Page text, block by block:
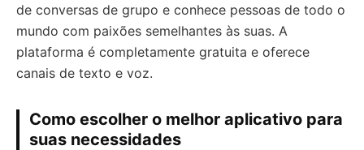
de conversas de grupo e conhece pessoas de todo o
mundo com paixões semelhantes às suas. A
plataforma é completamente gratuita e oferece
canais de texto e voz.
Como escolher o melhor aplicativo para
suas necessidades